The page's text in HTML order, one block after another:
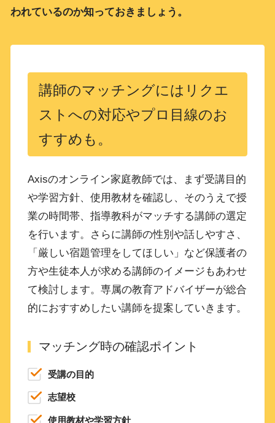
われているのか知っておきましょう。
講師のマッチングにはリクエ
ストへの対応やプロ目線のお
すすめも。
Axisのオンライン家庭教師では、まず受講目的
や学習方針、使用教材を確認し、そのうえで授
業の時間帯、指導教科がマッチする講師の選定
を行います。さらに講師の性別や話しやすさ、
「厳しい宿題管理をしてほしい」など保護者の
方や生徒本人が求める講師のイメージもあわせ
て検討します。専属の教育アドバイザーが総合
的におすすめしたい講師を提案していきます。
マッチング時の確認ポイント
受講の目的
志望校
使用教材や学習方針